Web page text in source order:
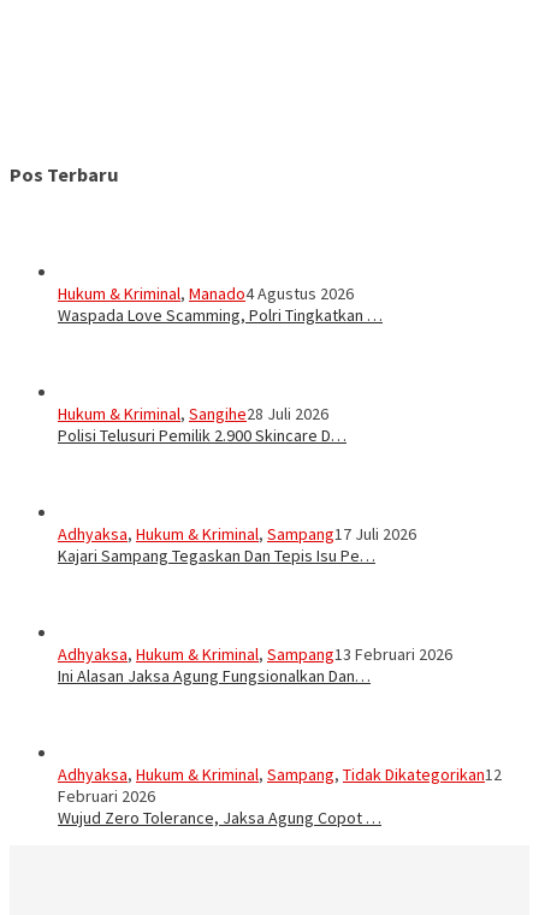
Pos Terbaru
Hukum & Kriminal, Manado4 Agustus 2026
Waspada Love Scamming, Polri Tingkatkan …
Hukum & Kriminal, Sangihe28 Juli 2026
Polisi Telusuri Pemilik 2.900 Skincare D…
Adhyaksa, Hukum & Kriminal, Sampang17 Juli 2026
Kajari Sampang Tegaskan Dan Tepis Isu Pe…
Adhyaksa, Hukum & Kriminal, Sampang13 Februari 2026
Ini Alasan Jaksa Agung Fungsionalkan Dan…
Adhyaksa, Hukum & Kriminal, Sampang, Tidak Dikategorikan12
Februari 2026
Wujud Zero Tolerance, Jaksa Agung Copot …